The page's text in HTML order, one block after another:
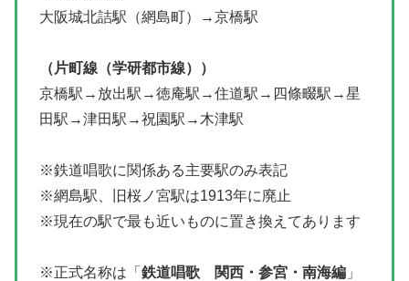
大阪城北詰駅（網島町）→京橋駅
（片町線（学研都市線））
京橋駅→放出駅→徳庵駅→住道駅→四條畷駅→星
田駅→津田駅→祝園駅→木津駅
※鉄道唱歌に関係ある主要駅のみ表記
※網島駅、旧桜ノ宮駅は1913年に廃止
※現在の駅で最も近いものに置き換えてあります
※正式名称は「 鉄道唱歌 関西・参宮・南海編 」